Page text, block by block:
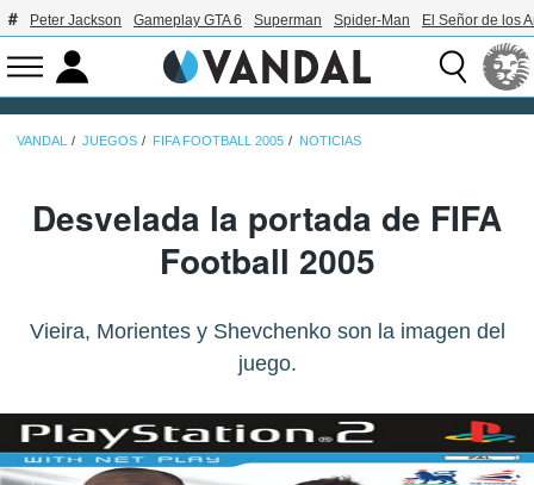
Peter Jackson Gameplay GTA 6 Superman Spider-Man El Señor de los
VANDAL JUEGOS FIFA FOOTBALL 2005 NOTICIAS
Desvelada la portada de FIFA
Football 2005
Vieira, Morientes y Shevchenko son la imagen del
juego.